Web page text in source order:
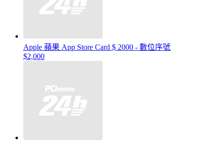
Apple 蘋果 App Store Card $ 2000 - 數位序號
$2,000